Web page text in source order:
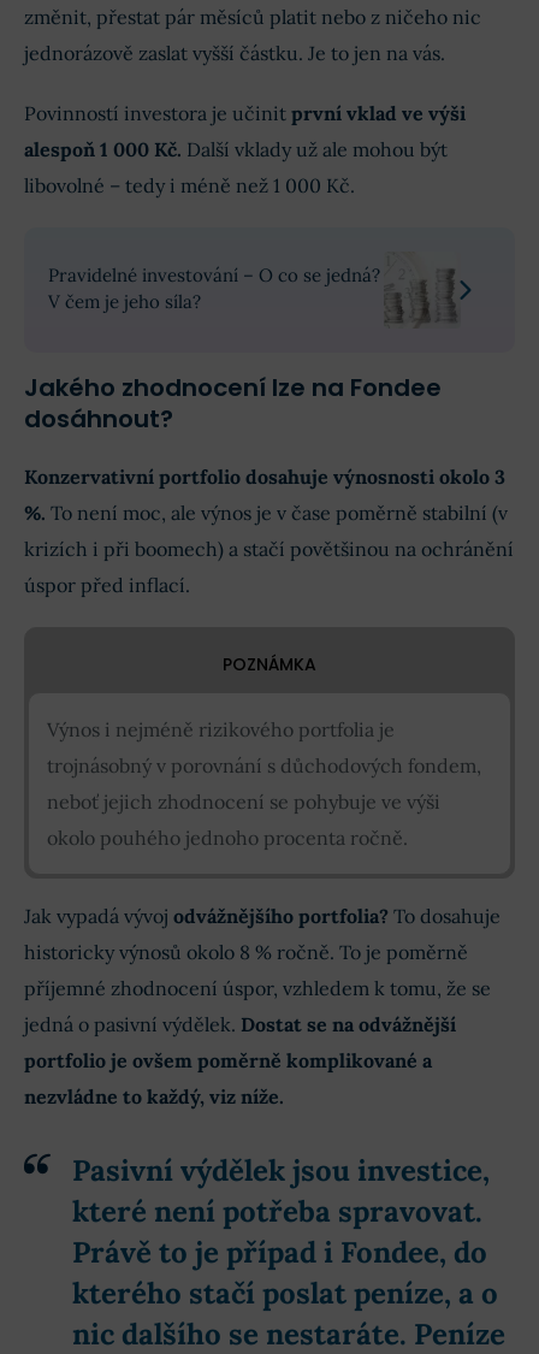
změnit, přestat pár měsíců platit nebo z ničeho nic
jednorázově zaslat vyšší částku. Je to jen na vás.
Povinností investora je učinit první vklad ve výši
alespoň 1 000 Kč. Další vklady už ale mohou být
libovolné – tedy i méně než 1 000 Kč.
Pravidelné investování – O co se jedná?
V čem je jeho síla?
Jakého zhodnocení lze na Fondee
dosáhnout?
Konzervativní portfolio dosahuje výnosnosti okolo 3
%. To není moc, ale výnos je v čase poměrně stabilní (v
krizích i při boomech) a stačí povětšinou na ochránění
úspor před inflací.
POZNÁMKA
Výnos i nejméně rizikového portfolia je
trojnásobný v porovnání s důchodových fondem,
neboť jejich zhodnocení se pohybuje ve výši
okolo pouhého jednoho procenta ročně.
Jak vypadá vývoj odvážnějšího portfolia? To dosahuje
historicky výnosů okolo 8 % ročně. To je poměrně
příjemné zhodnocení úspor, vzhledem k tomu, že se
jedná o pasivní výdělek. Dostat se na odvážnější
portfolio je ovšem poměrně komplikované a
nezvládne to každý, viz níže.
Pasivní výdělek jsou investice,
které není potřeba spravovat.
Právě to je případ i Fondee, do
kterého stačí poslat peníze, a o
nic dalšího se nestaráte. Peníze